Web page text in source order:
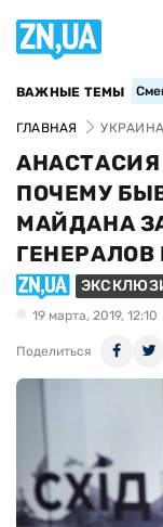
ВАЖНЫЕ ТЕМЫ
ГЛАВНАЯ УКРАИНА
ПОЧЕМУ
МАЙДАНА
ГЕНЕРАЛОВ
19 марта, 2019, 12:10
Поделиться